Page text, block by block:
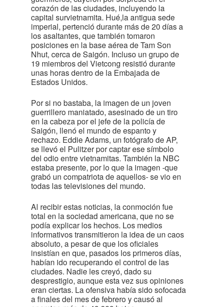
corazón de las ciudades, incluyendo la
capital survietnamita. Hué,la antigua sede
imperial, pertenció durante más de 20 días a
los asaltantes, que también tomaron
posiciones en la base aérea de Tam Son
Nhut, cerca de Saigón. Incluso un grupo de
19 miembros del Vietcong resistió durante
unas horas dentro de la Embajada de
Estados Unidos.
Por si no bastaba, la imagen de un joven
guerrillero maniatado, asesinado de un tiro
en la cabeza por el jefe de la policía de
Saigón, llenó el mundo de espanto y
rechazo. Eddie Adams, un fotógrafo de AP,
se llevó el Pulitzer por captar ese símbolo
del odio entre vietnamitas. También la NBC
estaba presente, por lo que la imagen -que
grabó un compatriota de aquellos- se vio en
todas las televisiones del mundo.
Al recibir estas noticias, la conmoción fue
total en la sociedad americana, que no se
podía explicar los hechos. Los medios
informativos transmitieron la idea de un caos
absoluto, a pesar de que los oficiales
insistían en que, pasados los primeros días,
habían ido recuperando el control de las
ciudades. Nadie les creyó, dado su
desprestigio, aunque esta vez sus opiniones
eran ciertas. La ofensiva había sido sofocada
a finales del mes de febrero y causó al